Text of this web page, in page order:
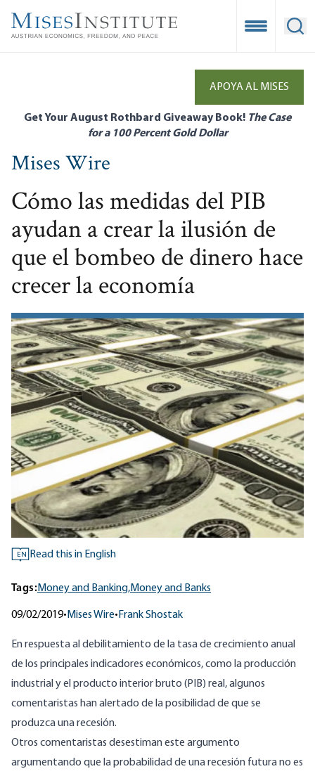
main
Open
APOYA AL MISES
Get Your August Rothbard Giveaway Book! The Case
for a 100 Percent Gold Dollar
Mises Wire
Cómo las medidas del PIB
ayudan a crear la ilusión de
que el bombeo de dinero hace
crecer la economía
EN Read this in English
Tags:Money and Banking,Money and Banks
09/02/2019• Mises Wire• Frank Shostak
En respuesta al debilitamiento de la tasa de crecimiento anual
de los principales indicadores económicos, como la producción
industrial y el producto interior bruto (PIB) real, algunos
comentaristas han alertado de la posibilidad de que se
produzca una recesión.
Otros comentaristas desestiman este argumento
argumentando que la probabilidad de una recesión futura no es